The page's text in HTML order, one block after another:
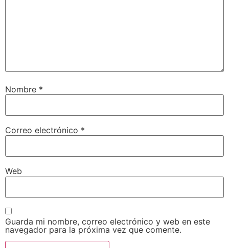
Nombre *
Correo electrónico *
Web
Guarda mi nombre, correo electrónico y web en este
navegador para la próxima vez que comente.